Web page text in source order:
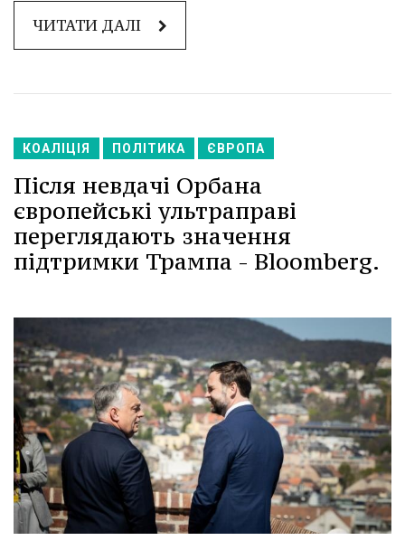
ЧИТАТИ ДАЛІ
КОАЛІЦІЯ ПОЛІТИКА ЄВРОПА
Після невдачі Орбана
європейські ультраправі
переглядають значення
підтримки Трампа - Bloomberg.